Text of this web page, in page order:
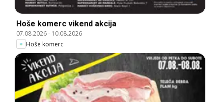
Hoše komerc vikend akcija
07.08.2026- 10.08.2026
Hoše komerc